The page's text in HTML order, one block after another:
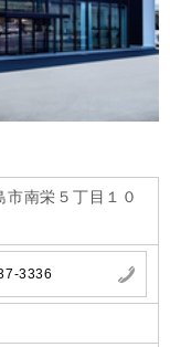
南栄５丁目１０
3336